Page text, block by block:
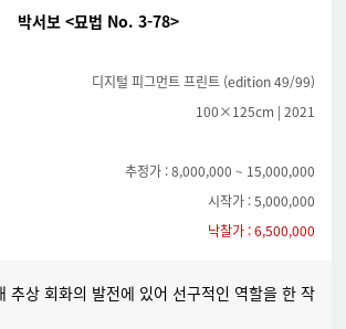
박서보 <묘법 No. 3-78>
디지털 피그먼트 프린트 (edition 49/99)
100×125cm | 2021
추정가 : 8,000,000 ~ 15,000,000
시작가 : 5,000,000
낙찰가 : 6,500,000
추상 회화의 발전에 있어 선구적인 역할을 한 작